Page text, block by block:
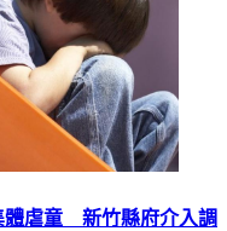
體虐童 新竹縣府介入調